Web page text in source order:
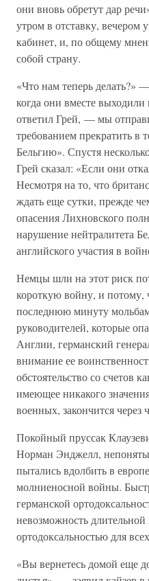
они вновь обретут дар
утром в отставку, вечером
кабинет, и, по общему
собой страну.
«Что нам теперь делать?»
когда они вместе
ответил Грей, — мы
требованием прекратить в
Бельгию». Спустя
Грей сказал: «Если они
Несмотря на то, что
ждать еще сутки, прежде
опасения Лихновского
нарушение нейтралитета
английского участия в
Немцы шли на этот риск
короткую войну, и потому,
последнюю минуту
руководителей, которые
Англии, германский
внимание ее
обстоятельство со счетов
имеющее никакого
военных, закончится через
Покойный пруссак
Норман Энджелл,
пытались вдолбить в
молниеносной войны.
германской
невозможность
ортодоксальностью для
«Вы вернетесь домой еще